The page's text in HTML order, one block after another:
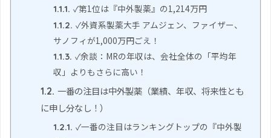
1.1.1. ✓第1位は『中外製薬』の1,214万円
1.1.2. ✓外資系製薬大手 アムジェン、ファイザー、
サノフィが1,000万円ごえ！
1.1.3. ✓余談：MRの年収は、会社全体の「平均年
収」よりもさらに高い！
1.2. 一番の注目は中外製薬（業績、年収、将来性とも
に申し分なし！）
1.2.1. ✓一番の注目はランキングトップの『中外製